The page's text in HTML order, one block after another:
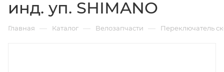
инд. уп. SHIMANO
Главная — Каталог — Велозапчасти — Переключатель